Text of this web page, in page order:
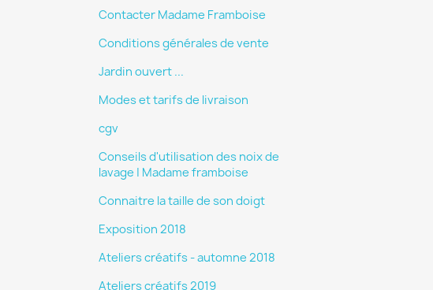
Contacter Madame Framboise
Conditions générales de vente
Jardin ouvert ...
Modes et tarifs de livraison
cgv
Conseils d'utilisation des noix de
lavage | Madame framboise
Connaitre la taille de son doigt
Exposition 2018
Ateliers créatifs - automne 2018
Ateliers créatifs 2019